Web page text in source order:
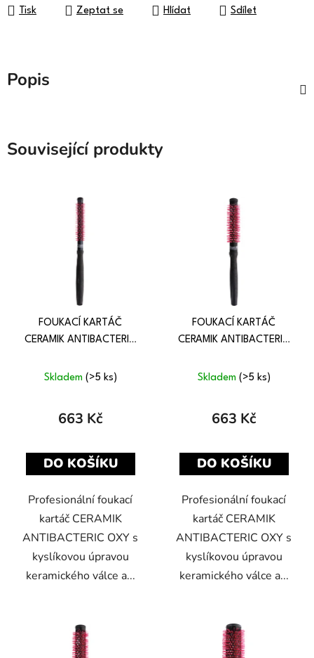
Tisk Zeptat se Hlídat Sdílet
Popis
Související produkty
FOUKACÍ KARTÁČ
CERAMIK ANTIBACTERIC
Skladem (>5 ks)
663 Kč
DO KOŠÍKU
Profesionální foukací
kartáč CERAMIK
ANTIBACTERIC OXY s
kyslíkovou úpravou
keramického válce a...
FOUKACÍ KARTÁČ
CERAMIK ANTIBACTERIC
Skladem (>5 ks)
663 Kč
DO KOŠÍKU
Profesionální foukací
kartáč CERAMIK
ANTIBACTERIC OXY s
kyslíkovou úpravou
keramického válce a...